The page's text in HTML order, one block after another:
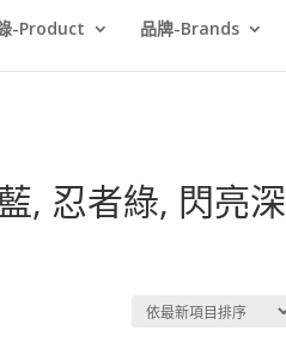
-Product 品牌-Brands
, 忍者綠, 閃亮深